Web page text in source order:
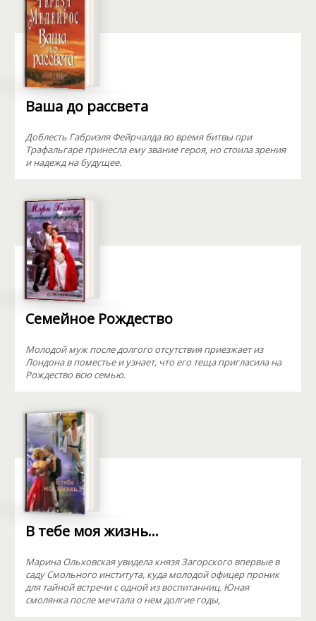
Ваша до рассвета
Доблесть Габриэля Фейрчалда во время битвы при
Трафальгаре принесла ему звание героя, но стоила зрения
и надежд на будущее.
Семейное Рождество
Молодой муж после долгого отсутствия приезжает из
Лондона в поместье и узнает, что его теща пригласила на
Рождество всю семью.
В тебе моя жизнь...
Марина Ольховская увидела князя Загорского впервые в
саду Смольного института, куда молодой офицер проник
для тайной встречи с одной из воспитанниц. Юная
смолянка после мечтала о нем долгие годы,